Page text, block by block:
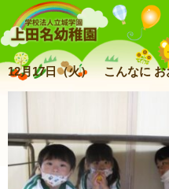
上田
12月17日（火） こんなに お